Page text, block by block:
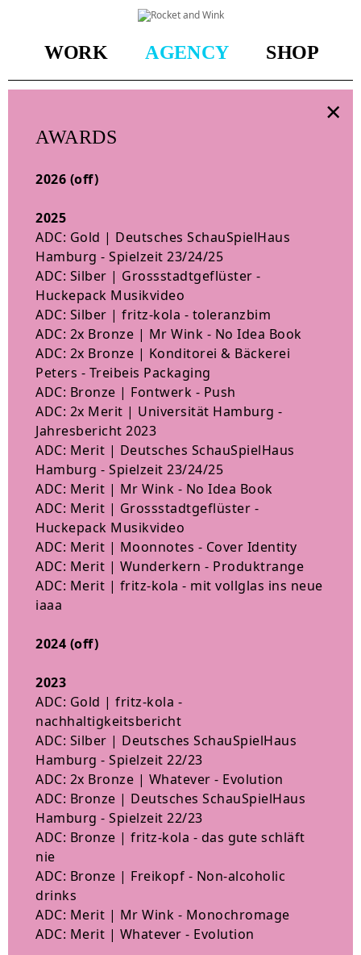
AwardsWORK AGENCY SHOP
×
AWARDS
2026 (off)
2025
ADC: Gold | Deutsches SchauSpielHaus
Hamburg - Spielzeit 23/24/25
ADC: Silber | Grossstadtgeflüster -
Huckepack Musikvideo
ADC: Silber | fritz-kola - toleranzbim
ADC: 2x Bronze | Mr Wink - No Idea Book
ADC: 2x Bronze | Konditorei & Bäckerei
Peters - Treibeis Packaging
ADC: Bronze | Fontwerk - Push
ADC: 2x Merit | Universität Hamburg -
Jahresbericht 2023
ADC: Merit | Deutsches SchauSpielHaus
Hamburg - Spielzeit 23/24/25
ADC: Merit | Mr Wink - No Idea Book
ADC: Merit | Grossstadtgeflüster -
Huckepack Musikvideo
ADC: Merit | Moonnotes - Cover Identity
ADC: Merit | Wunderkern - Produktrange
ADC: Merit | fritz-kola - mit vollglas ins neue
iaaa
2024 (off)
2023
ADC: Gold | fritz-kola -
nachhaltigkeitsbericht
ADC: Silber | Deutsches SchauSpielHaus
Hamburg - Spielzeit 22/23
ADC: 2x Bronze | Whatever - Evolution
ADC: Bronze | Deutsches SchauSpielHaus
Hamburg - Spielzeit 22/23
ADC: Bronze | fritz-kola - das gute schläft
nie
ADC: Bronze | Freikopf - Non-alcoholic
drinks
ADC: Merit | Mr Wink - Monochromage
ADC: Merit | Whatever - Evolution